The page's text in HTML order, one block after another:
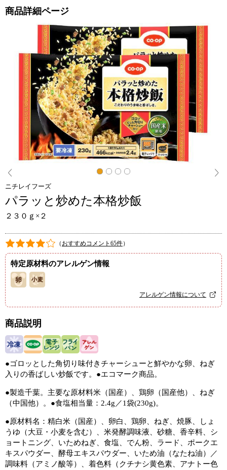
商品詳細ページ
閉じる
ニチレイフーズ
パラッと炒めた本格炒飯
２３０ｇ×２
（ おすすめコメント65件）
特定原材料のアレルゲン情報
アレルゲン情報について
商品説明
●ゴロッとした角切り味付きチャーシューと鮮やかな卵、ねぎ
入りの香ばしい炒飯です。●エコマーク商品。
●製造千葉。主要な原材料米（国産）、鶏卵（国産他）、ねぎ
（中国他）。●食塩相当量：2.4g／1袋(230g)。
●原材料名：精白米（国産）、卵白、鶏卵、ねぎ、焼豚、しょ
うゆ（大豆・小麦を含む）、米発酵調味液、砂糖、香辛料、シ
ョートニング、いためねぎ、食塩、でん粉、ラード、ポークエ
キスパウダー、酵母エキスパウダー、いため油（なたね油）／
調味料（アミノ酸等）、着色料（クチナシ黄色素、アナトー色